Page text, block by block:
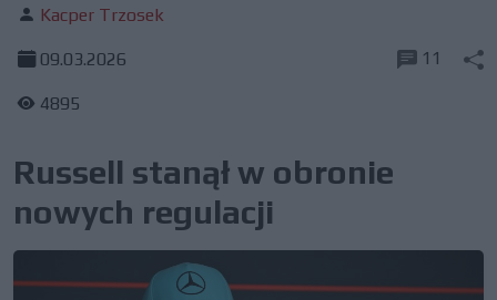
Kacper Trzosek
09.03.2026
4895
11
Russell stanął w obronie
nowych regulacji